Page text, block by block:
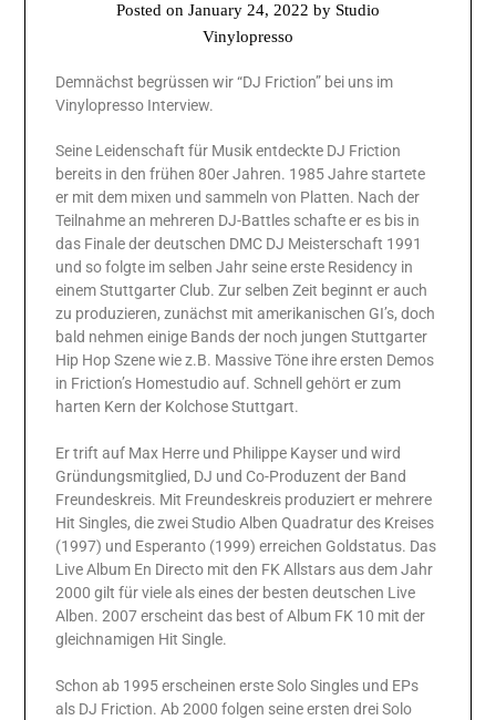
Posted on January 24, 2022 by Studio
Vinylopresso
Demnächst begrüssen wir “DJ Friction” bei uns im
Vinylopresso Interview.
Seine Leidenschaft für Musik entdeckte DJ Friction
bereits in den frühen 80er Jahren. 1985 Jahre startete
er mit dem mixen und sammeln von Platten. Nach der
Teilnahme an mehreren DJ-Battles schafte er es bis in
das Finale der deutschen DMC DJ Meisterschaft 1991
und so folgte im selben Jahr seine erste Residency in
einem Stuttgarter Club. Zur selben Zeit beginnt er auch
zu produzieren, zunächst mit amerikanischen GI’s, doch
bald nehmen einige Bands der noch jungen Stuttgarter
Hip Hop Szene wie z.B. Massive Töne ihre ersten Demos
in Friction’s Homestudio auf. Schnell gehört er zum
harten Kern der Kolchose Stuttgart.
Er trift auf Max Herre und Philippe Kayser und wird
Gründungsmitglied, DJ und Co-Produzent der Band
Freundeskreis. Mit Freundeskreis produziert er mehrere
Hit Singles, die zwei Studio Alben Quadratur des Kreises
(1997) und Esperanto (1999) erreichen Goldstatus. Das
Live Album En Directo mit den FK Allstars aus dem Jahr
2000 gilt für viele als eines der besten deutschen Live
Alben. 2007 erscheint das best of Album FK 10 mit der
gleichnamigen Hit Single.
Schon ab 1995 erscheinen erste Solo Singles und EPs
als DJ Friction. Ab 2000 folgen seine ersten drei Solo